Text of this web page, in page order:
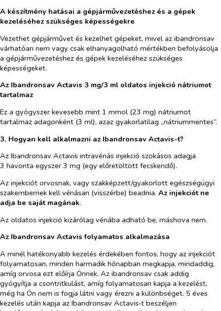
A készítmény hatásai a gépjárművezetéshez és a gépek
kezeléséhez szükséges képességekre
Vezethet gépjárművet és kezelhet gépeket, mivel az ibandronsav
várhatóan nem vagy csak elhanyagolható mértékben befolyásolja
a gépjárművezetéshez és gépek kezeléséhez szükséges
képességeket.
Az Ibandronsav Actavis 3 mg/3 ml oldatos injekció nátriumot
tartalmaz
Ez a gyógyszer kevesebb mint 1 mmol (23 mg) nátriumot
tartalmaz adagonként (3 ml), azaz gyakorlatilag „nátriummentes”.
3. Hogyan kell alkalmazni az Ibandronsav Actavis-t?
Az Ibandronsav Actavis intravénás injekció szokásos adagja
3 havonta egyszer 3 mg (egy előretöltött fecskendő).
Az injekciót orvosnak, vagy szakképzett/gyakorlott egészségügyi
szakembernek kell vénásan (visszérbe) beadnia. Az injekciót ne
adja be saját magának.
Az oldatos injekció kizárólag vénába adható be, máshova nem.
Az Ibandronsav Actavis folyamatos alkalmazása
A minél hatékonyabb kezelés érdekében fontos, hogy az injekciót
folyamatosan, minden harmadik hónapban megkapja, mindaddig,
amíg orvosa ezt előírja Önnek. Az ibandronsav csak addig
gyógyítja a csontritkulást, amíg folyamatosan kapja a kezelést,
még ha Ön nem is fogja látni vagy érezni a különbséget. 5 éves
kezelés után kapja az Ibandronsav Actavis‑t beszéljen